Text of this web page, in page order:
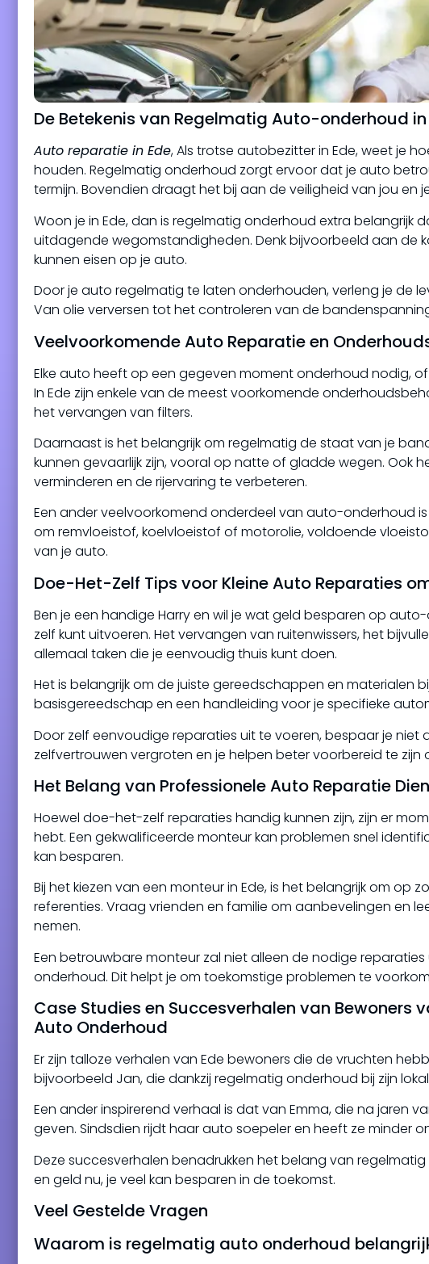
De Betekenis van Regelmatig Auto-onderhoud in
Auto reparatie in Ede, Als trotse autobezitter in Ede, weet je
houden. Regelmatig onderhoud zorgt ervoor dat je auto
termijn. Bovendien draagt het bij aan de veiligheid van jou en
Woon je in Ede, dan is regelmatig onderhoud extra belangrijk
uitdagende wegomstandigheden. Denk bijvoorbeeld aan de
kunnen eisen op je auto.
Door je auto regelmatig te laten onderhouden, verleng je de
Van olie verversen tot het controleren van de
Veelvoorkomende Auto Reparatie en
Elke auto heeft op een gegeven moment onderhoud nodig,
In Ede zijn enkele van de meest voorkomende
het vervangen van filters.
Daarnaast is het belangrijk om regelmatig de staat van je
kunnen gevaarlijk zijn, vooral op natte of gladde wegen. Ook
verminderen en de rijervaring te verbeteren.
Een ander veelvoorkomend onderdeel van auto-onderhoud
om remvloeistof, koelvloeistof of motorolie, voldoende
van je auto.
Doe-Het-Zelf Tips voor Kleine Auto Reparaties
Ben je een handige Harry en wil je wat geld besparen op
zelf kunt uitvoeren. Het vervangen van ruitenwissers, het
allemaal taken die je eenvoudig thuis kunt doen.
Het is belangrijk om de juiste gereedschappen en materialen
basisgereedschap en een handleiding voor je specifieke
Door zelf eenvoudige reparaties uit te voeren, bespaar je niet
zelfvertrouwen vergroten en je helpen beter voorbereid te
Het Belang van Professionele Auto Reparatie
Hoewel doe-het-zelf reparaties handig kunnen zijn, zijn er
hebt. Een gekwalificeerde monteur kan problemen snel
kan besparen.
Bij het kiezen van een monteur in Ede, is het belangrijk om
referenties. Vraag vrienden en familie om aanbevelingen en
nemen.
Een betrouwbare monteur zal niet alleen de nodige
onderhoud. Dit helpt je om toekomstige problemen te
Case Studies en Succesverhalen van Bewoners
Auto Onderhoud
Er zijn talloze verhalen van Ede bewoners die de vruchten
bijvoorbeeld Jan, die dankzij regelmatig onderhoud bij zijn
Een ander inspirerend verhaal is dat van Emma, die na jaren
geven. Sindsdien rijdt haar auto soepeler en heeft ze minder
Deze succesverhalen benadrukken het belang van
en geld nu, je veel kan besparen in de toekomst.
Veel Gestelde Vragen
Waarom is regelmatig auto onderhoud